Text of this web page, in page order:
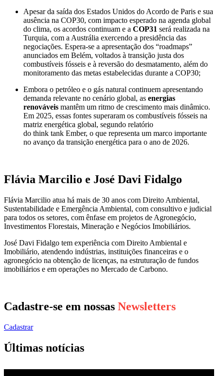
Apesar da saída dos Estados Unidos do Acordo de Paris e sua
ausência na COP30, com impacto esperado na agenda global
do clima, os acordos continuam e a COP31 será realizada na
Turquia, com a Austrália exercendo a presidência das
negociações. Espera-se a apresentação dos “roadmaps”
anunciados em Belém, voltados à transição justa dos
combustíveis fósseis e à reversão do desmatamento, além do
monitoramento das metas estabelecidas durante a COP30;
Embora o petróleo e o gás natural continuem apresentando
demanda relevante no cenário global, as energias
renováveis mantêm um ritmo de crescimento mais dinâmico.
Em 2025, essas fontes superaram os combustíveis fósseis na
matriz energética global, segundo relatório
do think tank Ember, o que representa um marco importante
no avanço da transição energética para o ano de 2026.
Flávia Marcilio e José Davi Fidalgo
Flávia Marcilio atua há mais de 30 anos com Direito Ambiental,
Sustentabilidade e Emergência Ambiental, com consultivo e judicial
para todos os setores, com ênfase em projetos de Agronegócio,
Investimentos Florestais, Mineração e Negócios Imobiliários.
José Davi Fidalgo tem experiência com Direito Ambiental e
Imobiliário, atendendo indústrias, instituições financeiras e o
agronegócio na obtenção de licenças, na estruturação de fundos
imobiliários e em operações no Mercado de Carbono.
Cadastre-se em nossas Newsletters
Cadastrar
Últimas notícias